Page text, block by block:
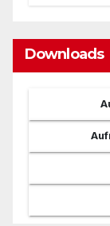
Downloads